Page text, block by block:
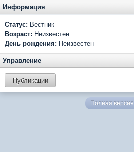
Информация
Статус: Вестник
Возраст: Неизвестен
День рождения: Неизвестен
Управление
Публикации
Полная версия